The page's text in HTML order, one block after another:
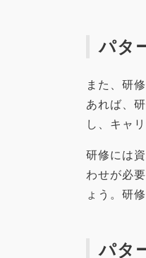
パタ
また、研
あれば、
し、キャ
研修には
わせが必
ょう。研
パタ